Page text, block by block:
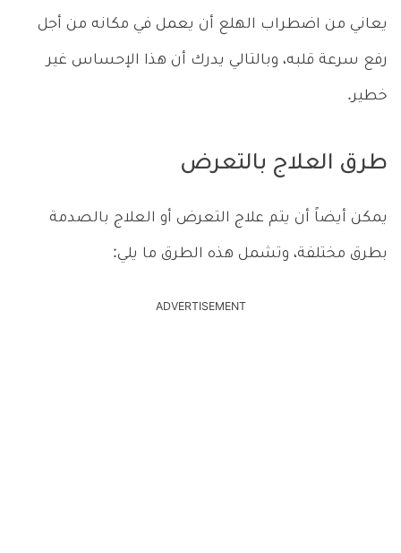
يعاني من اضطراب الهلع أن يعمل في مكانه من أجل
رفع سرعة قلبه، وبالتالي يدرك أن هذا الإحساس غير
خطير.
طرق العلاج بالتعرض
يمكن أيضاً أن يتم علاج التعرض أو العلاج بالصدمة
بطرق مختلفة، وتشمل هذه الطرق ما يلي:
ADVERTISEMENT